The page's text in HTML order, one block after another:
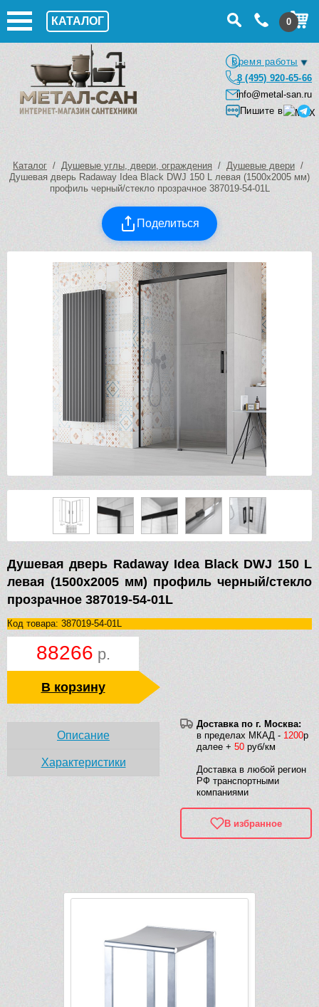
КАТАЛОГ 0
Время работы
8 (495) 920-65-66
info@metal-san.ru
Пишите в
Каталог / Душевые углы, двери, ограждения / Душевые двери /
Душевая дверь Radaway Idea Black DWJ 150 L левая (1500х2005 мм)
профиль черный/стекло прозрачное 387019-54-01L
Поделиться
Душевая дверь Radaway Idea Black DWJ 150 L
левая (1500х2005 мм) профиль черный/стекло
прозрачное 387019-54-01L
Код товара: 387019-54-01L
88266 р.
В корзину
Доставка по г. Москва:
в пределах МКАД - 1200р
далее + 50 руб/км
Доставка в любой регион
РФ транспортными
компаниями
В избранное
Описание
Характеристики